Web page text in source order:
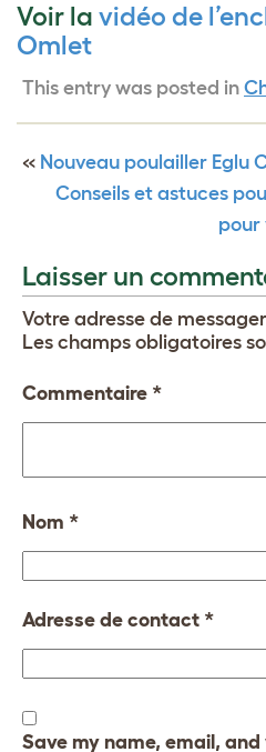
Voir la vidéo de
Omlet
This entry was posted in
« Nouveau poulailler Eglu
Conseils et astuces
pour
Laisser un
Votre adresse de
Les champs obligatoires
Commentaire *
Nom *
Adresse de contact *
Save my name, email,